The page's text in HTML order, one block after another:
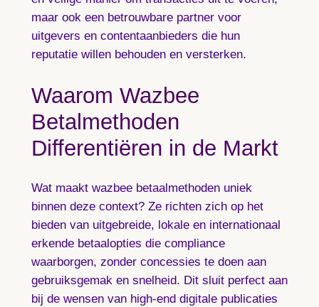
maar ook een betrouwbare partner voor
uitgevers en contentaanbieders die hun
reputatie willen behouden en versterken.
Waarom Wazbee
Betalmethoden
Differentiëren in de Markt
Wat maakt wazbee betaalmethoden uniek
binnen deze context? Ze richten zich op het
bieden van uitgebreide, lokale en internationaal
erkende betaalopties die compliance
waarborgen, zonder concessies te doen aan
gebruiksgemak en snelheid. Dit sluit perfect aan
bij de wensen van high-end digitale publicaties